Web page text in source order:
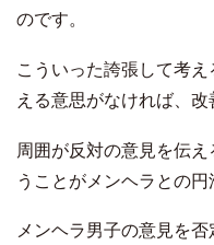
のです。
こういった誇張して考
える意思がなければ、改
周囲が反対の意見を伝
うことがメンヘラとの円
メンヘラ男子の意見を